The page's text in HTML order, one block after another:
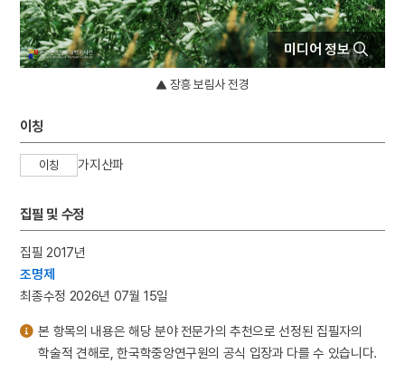
8 주석
9 경주 첨성대
10 고산서원
미디어 정보
장흥 보림사 전경
이칭
이칭 가지산파
집필 및 수정
집필 2017년
조명제
최종수정 2026년 07월 15일
본 항목의 내용은 해당 분야 전문가의 추천으로 선정된 집필자의
학술적 견해로, 한국학중앙연구원의 공식 입장과 다를 수 있습니다.